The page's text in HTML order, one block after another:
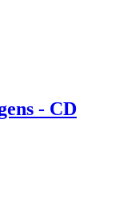
- CD